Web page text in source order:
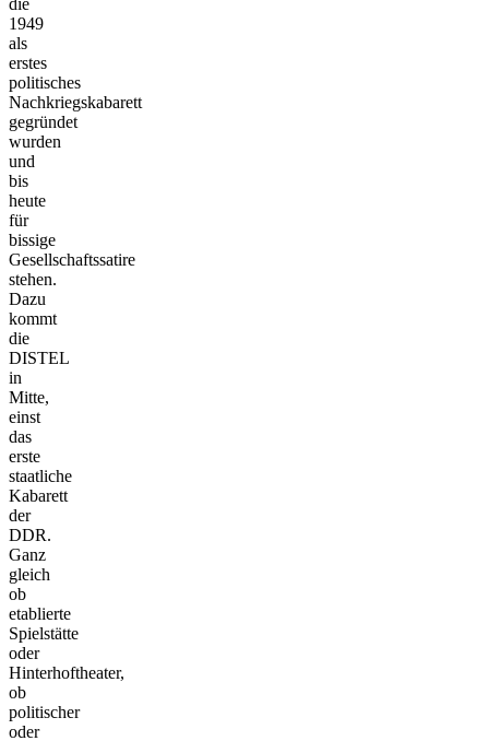
1949
als
erstes
politisches
Nachkriegskabarett
gegründet
wurden
und
bis
heute
für
bissige
Gesellschaftssatire
stehen.
Dazu
kommt
die
DISTEL
in
Mitte,
einst
das
erste
staatliche
Kabarett
der
DDR.
Ganz
gleich
ob
etablierte
Spielstätte
oder
Hinterhoftheater,
ob
politischer
oder